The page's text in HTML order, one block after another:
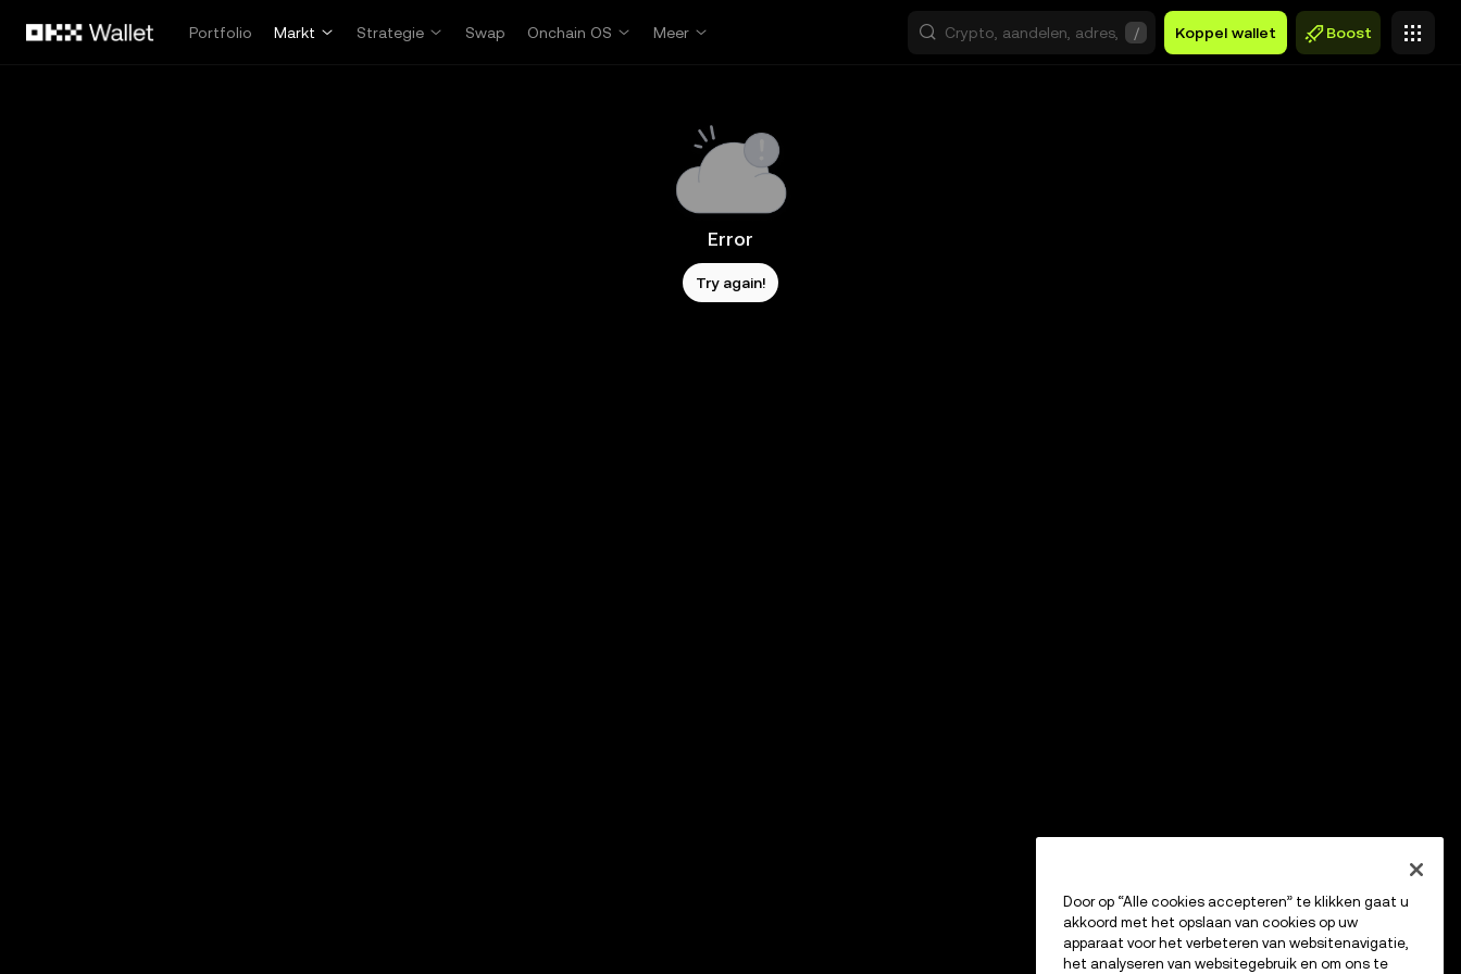
Portfolio
Markt Strategie Swap Onchain OS Meer / Koppel wallet Boost
Error
Try again!
Door op “Alle cookies accepteren” te klikken gaat u
akkoord met het opslaan van cookies op uw
apparaat voor het verbeteren van websitenavigatie,
het analyseren van websitegebruik en om ons te